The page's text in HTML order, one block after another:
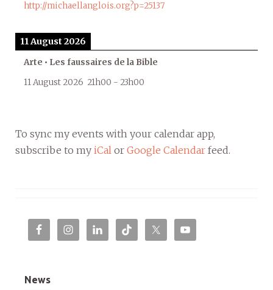
http://michaellanglois.org?p=25137
11 August 2026
Arte • Les faussaires de la Bible
11 August 2026 21h00 - 23h00
To sync my events with your calendar app,
subscribe to my iCal or Google Calendar feed.
News